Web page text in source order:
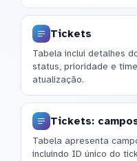
Tickets
Tabela inclui detalhes
status, prioridade e
atualização.
Tickets:
Tabela apresenta
incluindo ID único do